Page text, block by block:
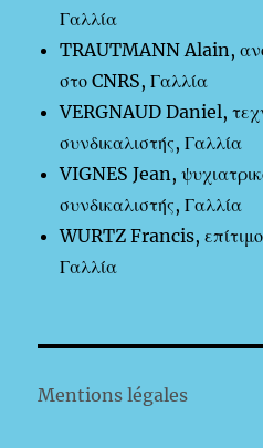
Γαλλία
TRAUTMANN Alain,
στο CNRS, Γαλλία
VERGNAUD Daniel,
συνδικαλιστής, Γαλλία
VIGNES Jean,
συνδικαλιστής, Γαλλία
WURTZ Francis,
Γαλλία
Mentions légales